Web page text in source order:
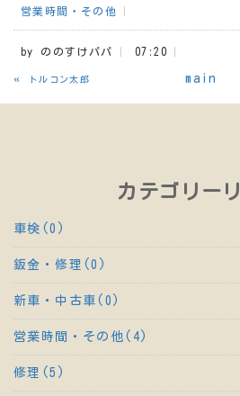
営業時間・その他
by ののすけパパ 07:20
« トルコン太郎 main
カテゴリー
車検(0)
鈑金・修理(0)
新車・中古車(0)
営業時間・その他(4)
修理(5)